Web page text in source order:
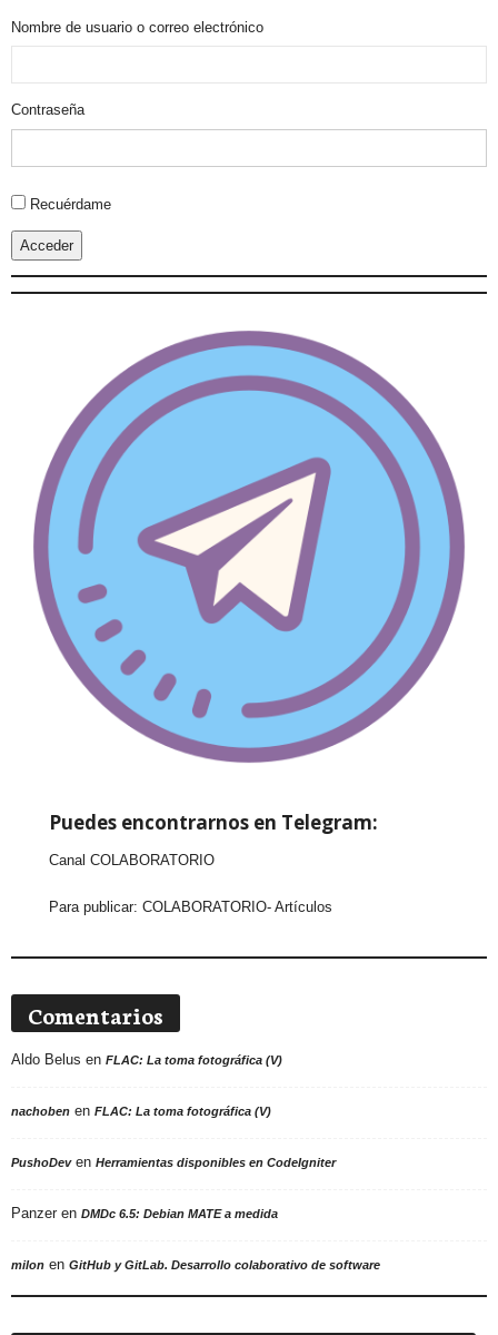
Nombre de usuario o correo electrónico
Contraseña
Alternative:
Recuérdame
Acceder
Puedes encontrarnos en Telegram:
Canal COLABORATORIO
Para publicar:COLABORATORIO- Artículos
Comentarios
Aldo Belus en FLAC: La toma fotográfica (V)
nachoben en FLAC: La toma fotográfica (V)
PushoDeven Herramientas disponibles en CodeIgniter
Panzer en DMDc 6.5: Debian MATE a medida
milon en GitHub y GitLab. Desarrollo colaborativo de software